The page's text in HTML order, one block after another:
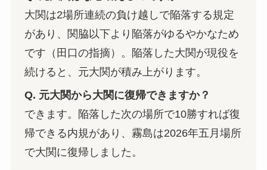
大関は2場所連続の負け越しで陥落する規定
があり、関脇以下より陥落がゆるやかなため
です（田口の指摘）。陥落した大関が現役を
続けると、元大関が積み上がります。
Q. 元大関から大関に復帰できますか？
できます。陥落した次の場所で10勝すれば復
帰できる内規があり、霧島は2026年五月場所
で大関に復帰しました。